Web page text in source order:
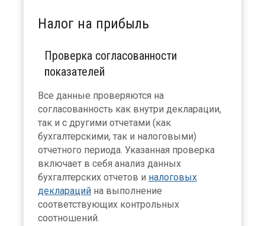
Налог на прибыль
Проверка согласованности
показателей
Все данные проверяются на
согласованность как внутри декларации,
так и с другими отчетами (как
бухгалтерскими, так и налоговыми)
отчетного периода. Указанная проверка
включает в себя анализ данных
бухгалтерских отчетов и налоговых
деклараций на выполнение
соответствующих контрольных
соотношений.